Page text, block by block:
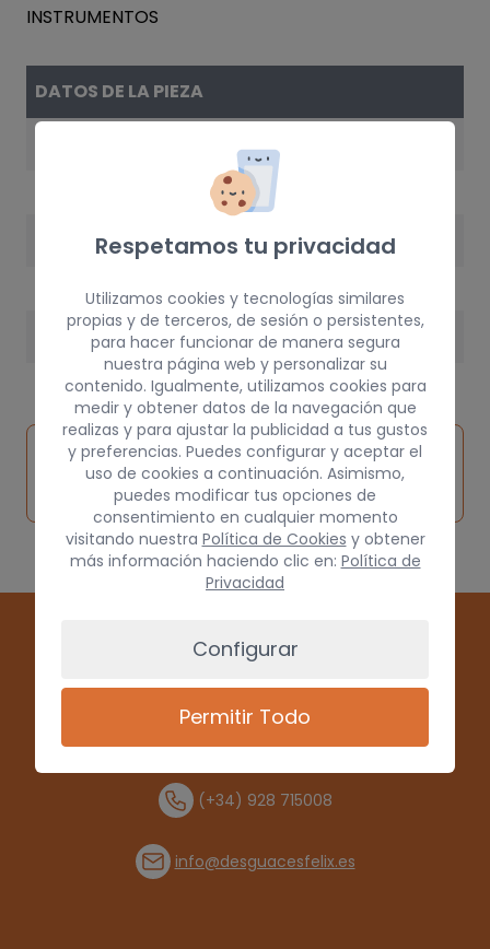
DATOS DE LA PIEZA
PESO
Inspeccionar
vehículo de
Solicitar
pieza
Consultar
por
(+34) 928 715008
info@desguacesfelix.es
Respetamos tu privacidad
Utilizamos cookies y tecnologías similares
propias y de terceros, de sesión o persistentes,
para hacer funcionar de manera segura
nuestra página web y personalizar su
contenido. Igualmente, utilizamos cookies para
medir y obtener datos de la navegación que
realizas y para ajustar la publicidad a tus gustos
y preferencias. Puedes configurar y aceptar el
uso de cookies a continuación. Asimismo,
puedes modificar tus opciones de
consentimiento en cualquier momento
visitando nuestra Política de Cookies y obtener
más información haciendo clic en: Política de
Privacidad
Configurar
Permitir Todo